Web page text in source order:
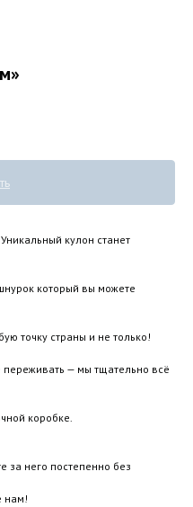
кулон станет
который вы можете
точку страны и не только!
переживать — мы тщательно всё
коробке.
за него постепенно без
нам!